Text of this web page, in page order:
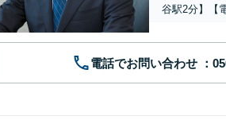
谷駅2分】【
電話でお問い合わせ